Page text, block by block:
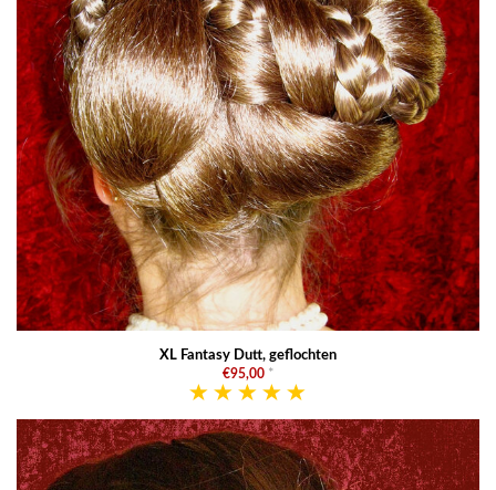
XL Fantasy Dutt, geflochten
€95,00 *